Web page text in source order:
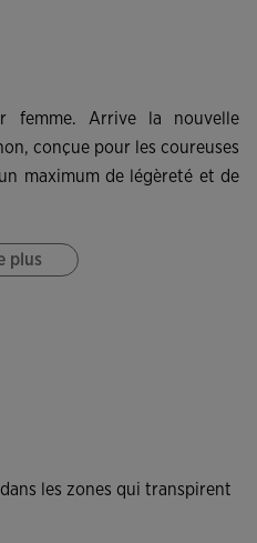
femme. Arrive la nouvelle
conçue pour les coureuses
maximum de légèreté et de
ergonomique et un col rond.
jacquard, capable d'évacuer
température corporelle lors
plus
les zones qui transpirent